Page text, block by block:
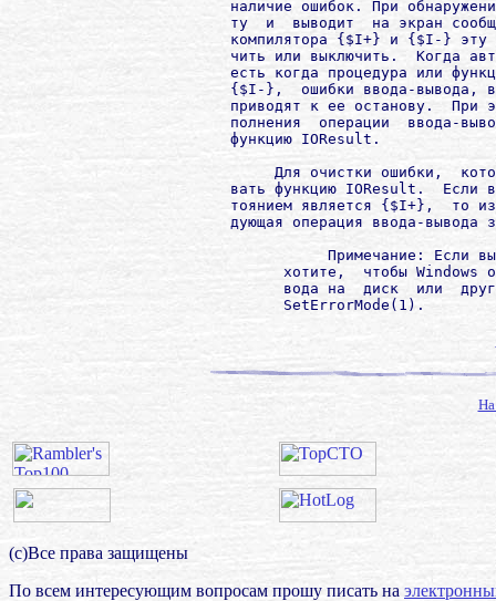
наличие ошибок. При
ту  и  выводит  на экран
компилятора {$I+} и {$I-}
чить или выключить.  Когда
есть когда процедура или
{$I-},  ошибки ввода-вывода,
приводят к ее останову.  При
полнения  операции  ввода-
        функцию IОResult.
Для очистки ошибки,
вать функцию IOResult.  Если
тоянием является {$I+},  то
дующая операция ввода-вывода
Примечание: Если
хотите,  чтобы Windows
вода на  диск  или
              SetErrorMode(1).
(с)Все права защищены
По всем интересующим вопросам прошу писать на